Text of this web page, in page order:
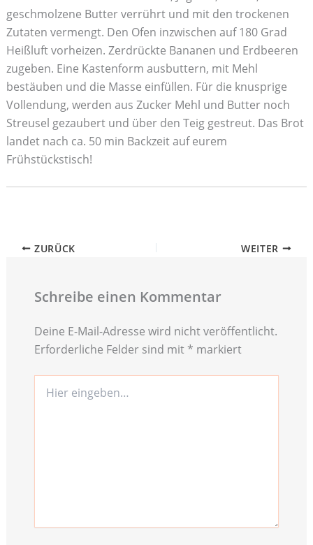
geschmolzene Butter verrührt und mit den trockenen
Zutaten vermengt. Den Ofen inzwischen auf 180 Grad
Heißluft vorheizen. Zerdrückte Bananen und Erdbeeren
zugeben. Eine Kastenform ausbuttern, mit Mehl
bestäuben und die Masse einfüllen. Für die knusprige
Vollendung, werden aus Zucker Mehl und Butter noch
Streusel gezaubert und über den Teig gestreut. Das Brot
landet nach ca. 50 min Backzeit auf eurem
Frühstückstisch!
ZURÜCK WEITER
Schreibe einen Kommentar
Deine E-Mail-Adresse wird nicht veröffentlicht.
Erforderliche Felder sind mit * markiert
eingeben…